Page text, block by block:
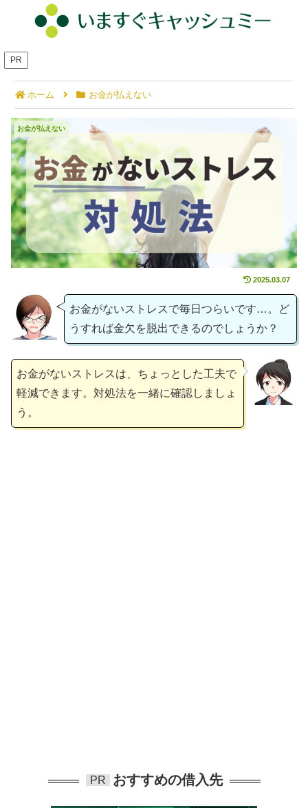
PR
ホーム お金が払えない
お金がないストレス対処法！お金の問題をイチから
見直そう！
お金が払えない
2025.03.07
お金がないストレスで毎日つらいです…。ど
うすれば金欠を脱出できるのでしょうか？
お金がないストレスは、ちょっとした工夫で
軽減できます。対処法を一緒に確認しましょ
う。
PR おすすめの借入先